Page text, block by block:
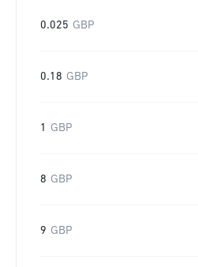
0.025 GBP
0.18 GBP
1 GBP
8 GBP
9 GBP